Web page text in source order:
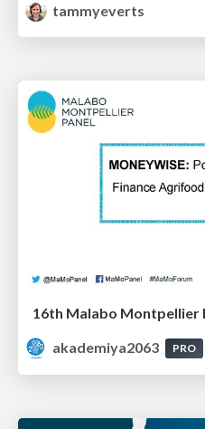
tammyeverts
16th Malabo Montpellier
akademiya2063
PRO